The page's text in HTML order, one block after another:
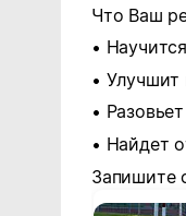
Что Ваш
•
•
•
• Найдет
Запишите